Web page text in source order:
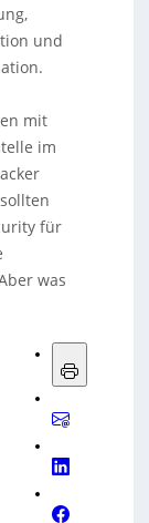
und
mit
im
für
was